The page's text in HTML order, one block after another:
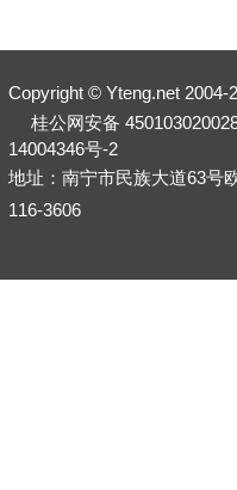
Copyright © Yteng.net 2004-
桂公网安备
14004346号-2
地址：南宁市民族大道63号
116-3606